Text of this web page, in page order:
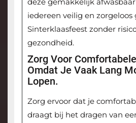
iedereen veilig en
Sinterklaasfeest zonder
gezondheid.
Zorg Voor
Omdat Je Vaak Lang
Lopen.
Zorg ervoor dat je
draagt bij het dragen van